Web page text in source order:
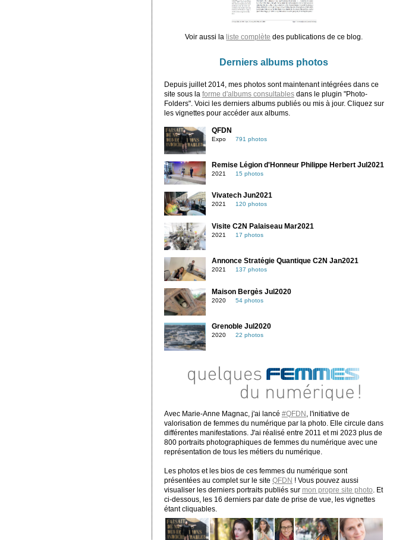
Voir aussi la liste complète des publications de ce blog.
Derniers albums photos
Depuis juillet 2014, mes photos sont maintenant intégrées dans ce
site sous la forme d'albums consultablesdans le plugin "Photo-
Folders". Voici les derniers albums publiés ou mis à jour. Cliquez sur
les vignettes pour accéder aux albums.
QFDN
Expo 791 photos
Remise Légion d'Honneur Philippe Herbert Jul2021
2021 15 photos
Vivatech Jun2021
2021 120 photos
Visite C2N Palaiseau Mar2021
2021 17 photos
Annonce Stratégie Quantique C2N Jan2021
2021 137 photos
Maison Bergès Jul2020
2020 54 photos
Grenoble Jul2020
2020 22 photos
Avec Marie-Anne Magnac, j'ai lancé #QFDN
, l'initiative de
valorisation de femmes du numérique par la photo. Elle circule dans
différentes manifestations. J'ai réalisé entre 2011 et mi 2023 plus de
800 portraits photographiques de femmes du numérique avec une
représentation de tous les métiers du numérique.
Les photos et les bios de ces femmes du numérique sont
présentées au complet sur le site QFDN ! Vous pouvez aussi
visualiser les derniers portraits publiés sur mon propre site photo . Et
ci-dessous, les 16 derniers par date de prise de vue, les vignettes
étant cliquables.